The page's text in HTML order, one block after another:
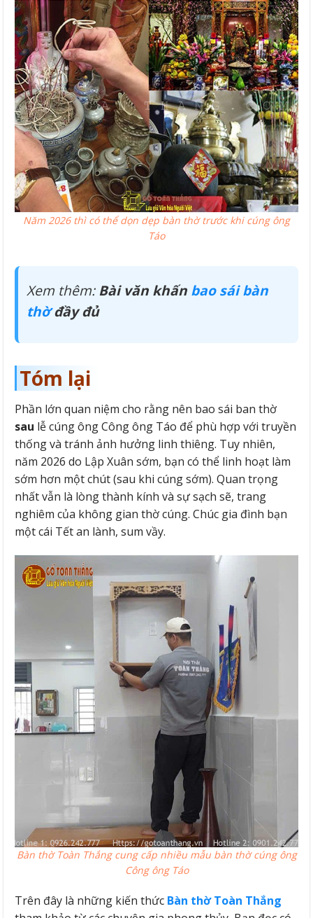
Năm 2026 thì có thể dọn dẹp bàn thờ trước khi cúng ông
Táo
Xem thêm:Bài văn khấn bao sái bàn
thờđầy đủ
Tóm lại
Phần lớn quan niệm cho rằng nên bao sái ban thờ
sau lễ cúng ông Công ông Táo để phù hợp với truyền
thống và tránh ảnh hưởng linh thiêng. Tuy nhiên,
năm 2026 do Lập Xuân sớm, bạn có thể linh hoạt làm
sớm hơn một chút (sau khi cúng sớm). Quan trọng
nhất vẫn là lòng thành kính và sự sạch sẽ, trang
nghiêm của không gian thờ cúng. Chúc gia đình bạn
một cái Tết an lành, sum vầy.
Bàn thờ Toàn Thắng cung cấp nhiều mẫu bàn thờ cúng ông
Công ông Táo
Trên đây là những kiến thức Bàn thờ Toàn Thắng